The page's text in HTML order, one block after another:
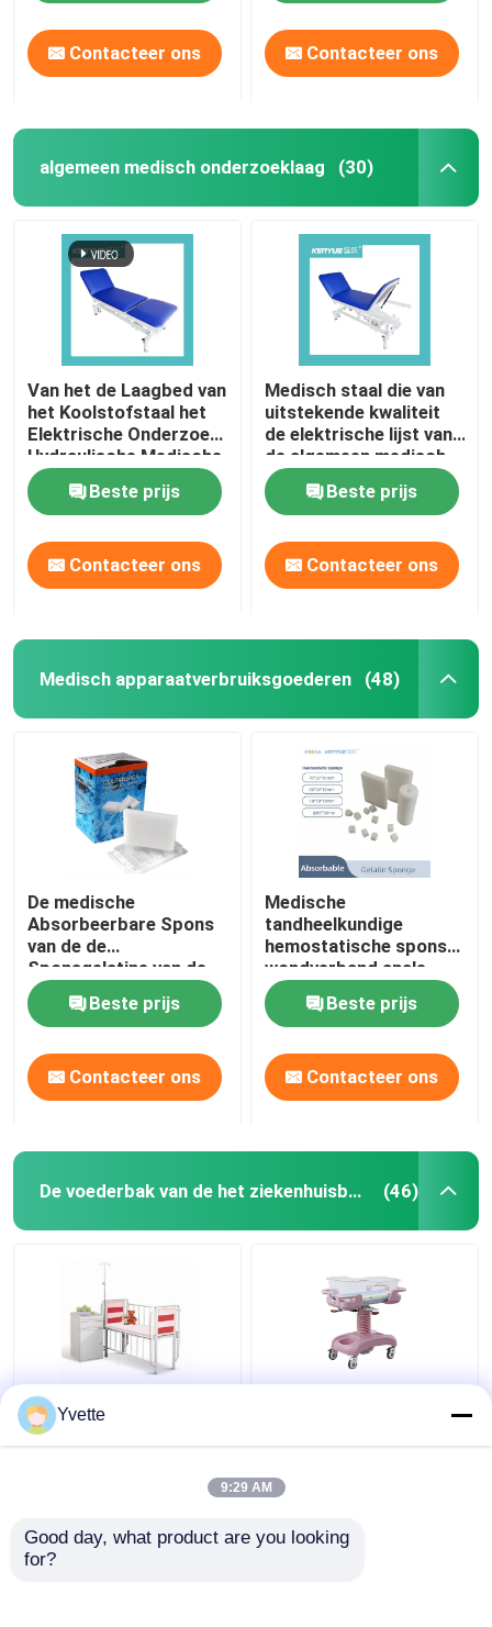
Contacteer ons Contacteer ons
algemeen medisch onderzoeklaag (30)
Van het de Laagbed van
het Koolstofstaal het
Elektrische Onderzoek
Hydraulische Medische
Blauw
Beste prijs
Contacteer ons
Medisch staal die van
uitstekende kwaliteit
de elektrische lijst van
de algemeen medisch
onderzoeklaag
bespuitenBeste prijs
Contacteer ons
Medisch apparaatverbruiksgoederen (48)
De medische
Absorbeerbare Spons
van de de
Sponsgelatine van de
Chirurgie
Hemostatische
Gelatine
Beste prijs
Contacteer ons
Medische
tandheelkundige
hemostatische spons
wondverband anale
hemostatische spons
Beste prijs
Contacteer ons
De voederbak van de het ziekenhuisbaby (46)
Het veilige en
Comfortabele Bed van
Bedvoederbak van het
Babykind met Wiel in
Yvette
9:29 AM
Good day, what product are you looking
for?